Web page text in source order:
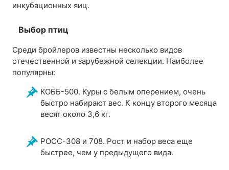
инкубационных яиц.
Выбор птиц
Среди бройлеров известны несколько видов
отечественной и зарубежной селекции. Наиболее
популярны:
КОББ-500. Куры с белым оперением, очень
быстро набирают вес. К концу второго месяца
весят около 3,6 кг.
РОСС-308 и 708. Рост и набор веса еще
быстрее, чем у предыдущего вида.